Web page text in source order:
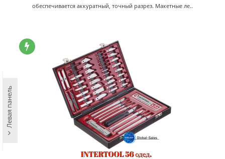
обеспечивается аккуратный, точный разрез. Макетные ле..
Левая панель